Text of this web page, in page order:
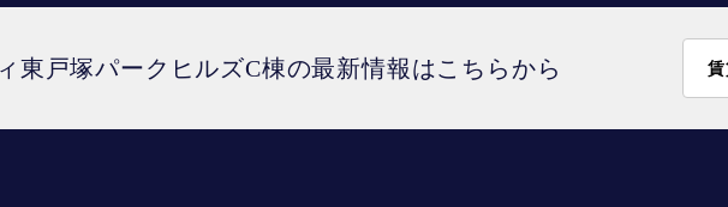
東戸塚パークヒルズC棟の最新情報はこちらから